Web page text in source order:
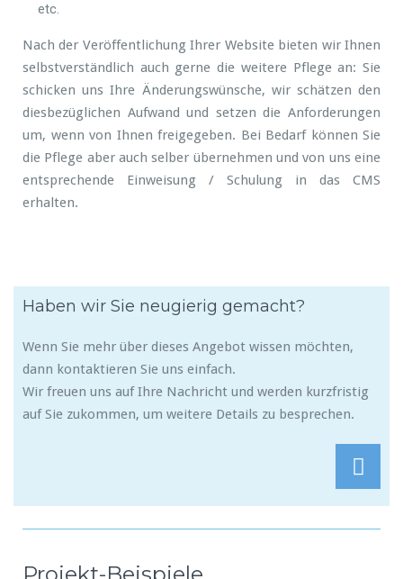
etc.
Nach der Veröffentlichung Ihrer Website bieten wir Ihnen
selbstverständlich auch gerne die weitere Pflege an: Sie
schicken uns Ihre Änderungswünsche, wir schätzen den
diesbezüglichen Aufwand und setzen die Anforderungen
um, wenn von Ihnen freigegeben. Bei Bedarf können Sie
die Pflege aber auch selber übernehmen und von uns eine
entsprechende Einweisung / Schulung in das CMS
erhalten.
Haben wir Sie neugierig gemacht?
Wenn Sie mehr über dieses Angebot wissen möchten,
dann kontaktieren Sie uns einfach.
Wir freuen uns auf Ihre Nachricht und werden kurzfristig
auf Sie zukommen, um weitere Details zu besprechen.